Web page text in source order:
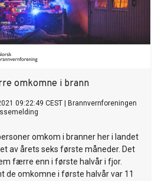
omkomne i brann
09:22:49 CEST
Brannvernforeningen
omkom i branner her i landet
av årets seks første måneder. Det
færre enn i første halvår i fjor.
de omkomne i første halvår var 11